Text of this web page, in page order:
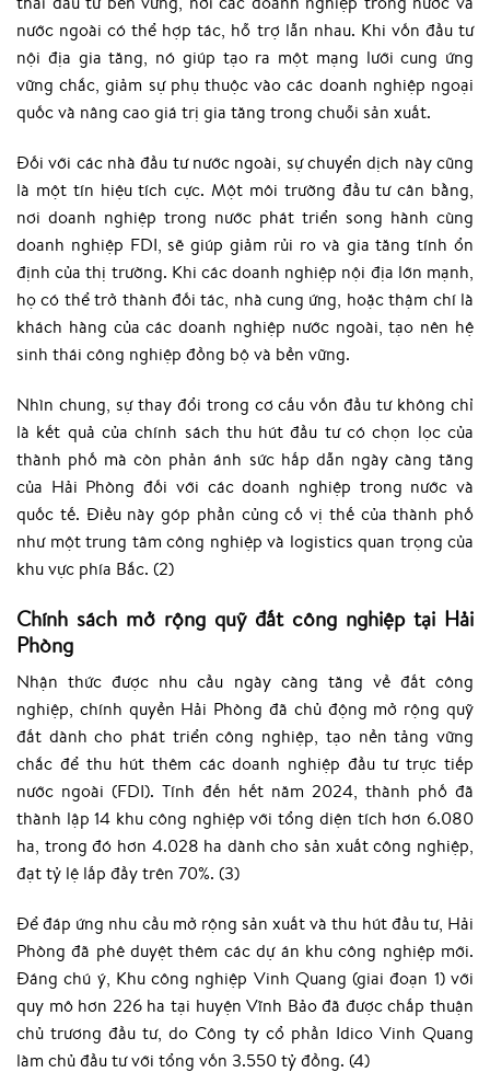
nước ngoài có thể hợp tác, hỗ trợ lẫn nhau. Khi vốn đầu tư
nội địa gia tăng, nó giúp tạo ra một mạng lưới cung ứng
vững chắc, giảm sự phụ thuộc vào các doanh nghiệp ngoại
quốc và nâng cao giá trị gia tăng trong chuỗi sản xuất.
Đối với các nhà đầu tư nước ngoài, sự chuyển dịch này cũng
là một tín hiệu tích cực. Một môi trường đầu tư cân bằng,
nơi doanh nghiệp trong nước phát triển song hành cùng
doanh nghiệp FDI, sẽ giúp giảm rủi ro và gia tăng tính ổn
định của thị trường. Khi các doanh nghiệp nội địa lớn mạnh,
họ có thể trở thành đối tác, nhà cung ứng, hoặc thậm chí là
khách hàng của các doanh nghiệp nước ngoài, tạo nên hệ
sinh thái công nghiệp đồng bộ và bền vững.
Nhìn chung, sự thay đổi trong cơ cấu vốn đầu tư không chỉ
là kết quả của chính sách thu hút đầu tư có chọn lọc của
thành phố mà còn phản ánh sức hấp dẫn ngày càng tăng
của Hải Phòng đối với các doanh nghiệp trong nước và
quốc tế. Điều này góp phần củng cố vị thế của thành phố
như một trung tâm công nghiệp và logistics quan trọng của
khu vực phía Bắc. (2)
Chính sách mở rộng quỹ đất công nghiệp tại Hải
Phòng
​Nhận thức được nhu cầu ngày càng tăng về đất công
nghiệp, chính quyền Hải Phòng đã chủ động mở rộng quỹ
đất dành cho phát triển công nghiệp, tạo nền tảng vững
chắc để thu hút thêm các doanh nghiệp đầu tư trực tiếp
nước ngoài (FDI). Tính đến hết năm 2024, thành phố đã
thành lập 14 khu công nghiệp với tổng diện tích hơn 6.080
ha, trong đó hơn 4.028 ha dành cho sản xuất công nghiệp,
đạt tỷ lệ lấp đầy trên 70%. (3)
Để đáp ứng nhu cầu mở rộng sản xuất và thu hút đầu tư, Hải
Phòng đã phê duyệt thêm các dự án khu công nghiệp mới.
Đáng chú ý, Khu công nghiệp Vinh Quang (giai đoạn 1) với
quy mô hơn 226 ha tại huyện Vĩnh Bảo đã được chấp thuận
chủ trương đầu tư, do Công ty cổ phần Idico Vinh Quang
làm chủ đầu tư với tổng vốn 3.550 tỷ đồng. (4)